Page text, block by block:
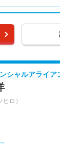
シャルアライア
ヒロ）